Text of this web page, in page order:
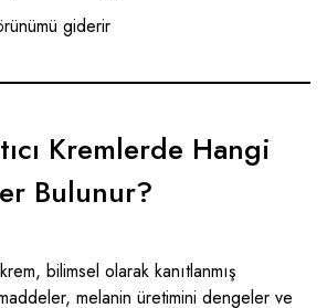
giderir
Kremlerde Hangi
Bulunur?
bilimsel olarak kanıtlanmış
melanin üretimini dengeler ve